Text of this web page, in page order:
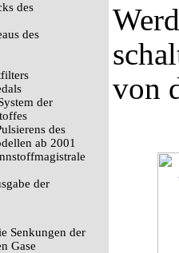
des
des
der
des
ab 2001
der
Senkungen der
Gase
von